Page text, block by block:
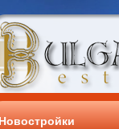
Новостройки